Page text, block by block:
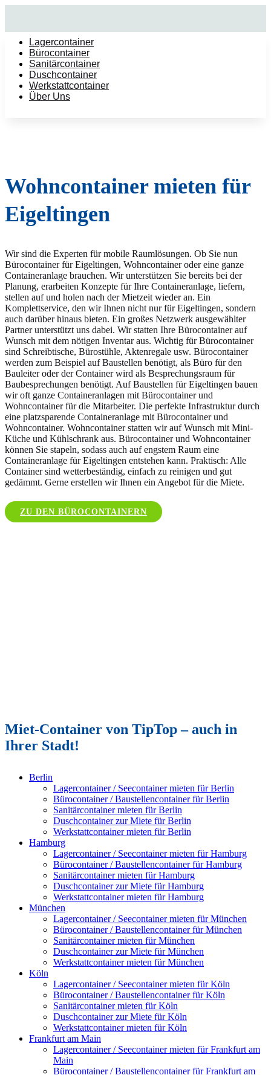
Lagercontainer
Bürocontainer
Sanitärcontainer
Duschcontainer
Werkstattcontainer
Über Uns
Wohncontainer mieten für
Eigeltingen
Wir sind die Experten für mobile Raumlösungen. Ob Sie nun
Bürocontainer für Eigeltingen, Wohncontainer oder eine ganze
Containeranlage brauchen. Wir unterstützen Sie bereits bei der
Planung, erarbeiten Konzepte für Ihre Containeranlage, liefern,
stellen auf und holen nach der Mietzeit wieder an. Ein
Komplettservice, den wir Ihnen nicht nur für Eigeltingen, sondern
auch darüber hinaus bieten. Ein großes Netzwerk ausgewählter
Partner unterstützt uns dabei. Wir statten Ihre Bürocontainer auf
Wunsch mit dem nötigen Inventar aus. Wichtig für Bürocontainer
sind Schreibtische, Bürostühle, Aktenregale usw. Bürocontainer
werden zum Beispiel auf Baustellen benötigt, als Büro für den
Bauleiter oder der Container wird als Besprechungsraum für
Baubesprechungen benötigt. Auf Baustellen für Eigeltingen bauen
wir oft ganze Containeranlagen mit Bürocontainer und
Wohncontainer für die Mitarbeiter. Die perfekte Infrastruktur durch
eine platzsparende Containeranlage mit Bürocontainer und
Wohncontainer. Wohncontainer statten wir auf Wunsch mit Mini-
Küche und Kühlschrank aus. Bürocontainer und Wohncontainer
können Sie stapeln, sodass auch auf engstem Raum eine
Containeranlage für Eigeltingen entstehen kann. Praktisch: Alle
Container sind wetterbeständig, einfach zu reinigen und gut
gedämmt. Gerne erstellen wir Ihnen ein Angebot für die Miete.
ZU DEN BÜROCONTAINERN
Miet-Container von TipTop – auch in
Ihrer Stadt!
Berlin
Lagercontainer / Seecontainer mieten für Berlin
Bürocontainer / Baustellencontainer für Berlin
Sanitärcontainer mieten für Berlin
Duschcontainer zur Miete für Berlin
Werkstattcontainer mieten für Berlin
Hamburg
Lagercontainer / Seecontainer mieten für Hamburg
Bürocontainer / Baustellencontainer für Hamburg
Sanitärcontainer mieten für Hamburg
Duschcontainer zur Miete für Hamburg
Werkstattcontainer mieten für Hamburg
München
Lagercontainer / Seecontainer mieten für München
Bürocontainer / Baustellencontainer für München
Sanitärcontainer mieten für München
Duschcontainer zur Miete für München
Werkstattcontainer mieten für München
Köln
Lagercontainer / Seecontainer mieten für Köln
Bürocontainer / Baustellencontainer für Köln
Sanitärcontainer mieten für Köln
Duschcontainer zur Miete für Köln
Werkstattcontainer mieten für Köln
Frankfurt am Main
Lagercontainer / Seecontainer mieten für Frankfurt am
Main
Bürocontainer / Baustellencontainer für Frankfurt am